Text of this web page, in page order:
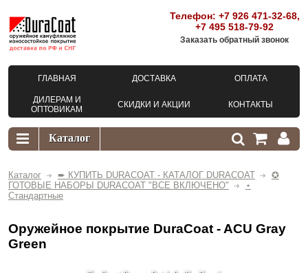
Телефон: +7 926 471-32-68,
+7 495 518-79-92
Заказать обратный звонок
ГЛАВНАЯ ДОСТАВКА ОПЛАТА
ДИЛЕРАМ И
ОПТОВИКАМ
СКИДКИ И АКЦИИ КОНТАКТЫ
Каталог ➨ КУПИТЬ DURACOAT - КАТАЛОГ DURACOAT
✪
ГОТОВЫЕ НАБОРЫ DURACOAT "ВСЕ ВКЛЮЧЕНО"
⋆
Стандартные
Оружейное покрытие DuraCoat - ACU Gray
Green